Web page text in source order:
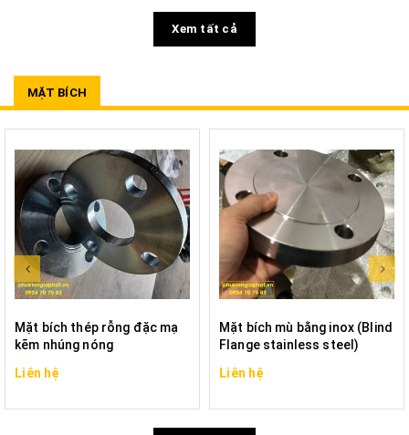
Xem tất cả
MẶT BÍCH
Mặt bích thép rỗng đặc mạ
kẽm nhúng nóng
Liên hệ
Mặt bích mù bằng inox (Blind
Flange stainless steel)
Liên hệ